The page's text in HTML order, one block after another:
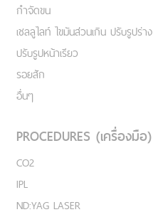
กำจัดขน
เชลลูไลท์ ไขมันส่วนเกิน ปรับรูปร่าง
ปรับรูปหน้าเรียว
รอยสัก
อื่นๆ
PROCEDURES (เครื่องมือ)
CO2
IPL
ND:YAG LASER